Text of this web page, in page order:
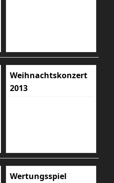
Weihnachtskonzert
2013
Wertungsspiel